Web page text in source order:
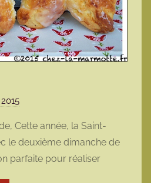
r
m
a
Cette année, la Saint-
le deuxième dimanche de
parfaite pour réaliser